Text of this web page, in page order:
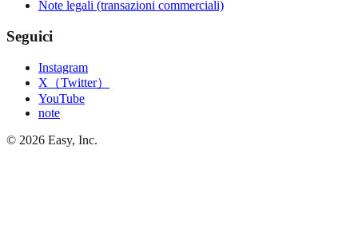
Note legali (transazioni commerciali)
Seguici
Instagram
X（Twitter）
YouTube
note
© 2026 Easy, Inc.